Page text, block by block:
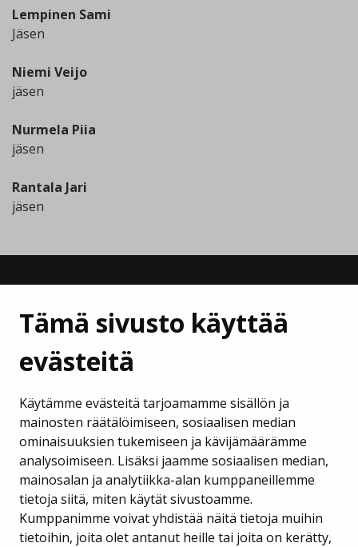
Tämä sivusto käyttää
evästeitä
Käytämme evästeitä tarjoamamme sisällön ja
mainosten räätälöimiseen, sosiaalisen median
ominaisuuksien tukemiseen ja kävijämäärämme
analysoimiseen. Lisäksi jaamme sosiaalisen median,
mainosalan ja analytiikka-alan kumppaneillemme
tietoja siitä, miten käytät sivustoamme.
Kumppanimme voivat yhdistää näitä tietoja muihin
tietoihin, joita olet antanut heille tai joita on kerätty,
Lempinen Sami
Jäsen
Niemi Veijo
jäsen
Nurmela Piia
jäsen
Rantala Jari
jäsen
Lempäälän Kehitys Oy
Puh. 040 133 7420
business@lempaala.fi
www.businesslempaala.fi
Tilaa uutiskirje